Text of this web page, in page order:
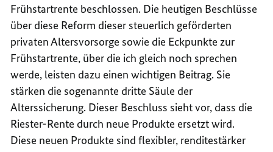
Frühstartrente beschlossen. Die heutigen Beschlüsse
über diese Reform dieser steuerlich geförderten
privaten Altersvorsorge sowie die Eckpunkte zur
Frühstartrente, über die ich gleich noch sprechen
werde, leisten dazu einen wichtigen Beitrag. Sie
stärken die sogenannte dritte Säule der
Alterssicherung. Dieser Beschluss sieht vor, dass die
Riester-Rente durch neue Produkte ersetzt wird.
Diese neuen Produkte sind flexibler, renditestärker